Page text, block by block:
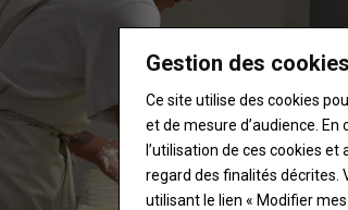
Gestion des cookies
Ce site utilise des cookies
et de mesure d’audience.
l’utilisation de ces cookies
regard des finalités décrites.
utilisant le lien « Modifier